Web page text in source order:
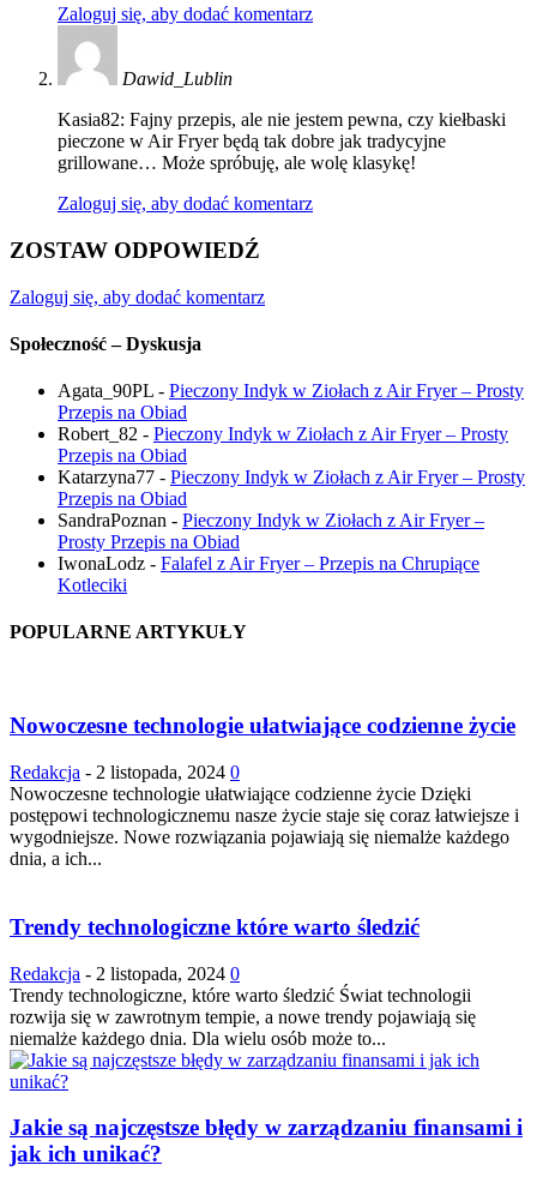
Zaloguj się, aby dodać komentarz
Dawid_Lublin
Kasia82: Fajny przepis, ale nie jestem pewna, czy kiełbaski
pieczone w Air Fryer będą tak dobre jak tradycyjne
grillowane… Może spróbuję, ale wolę klasykę!
Zaloguj się, aby dodać komentarz
ZOSTAW ODPOWIEDŹ
Zaloguj się, aby dodać komentarz
Społeczność – Dyskusja
Agata_90PL - Pieczony Indyk w Ziołach z Air Fryer – Prosty
Przepis na Obiad
Robert_82 - Pieczony Indyk w Ziołach z Air Fryer – Prosty
Przepis na Obiad
Katarzyna77 - Pieczony Indyk w Ziołach z Air Fryer – Prosty
Przepis na Obiad
SandraPoznan - Pieczony Indyk w Ziołach z Air Fryer –
Prosty Przepis na Obiad
IwonaLodz - Falafel z Air Fryer – Przepis na Chrupiące
Kotleciki
POPULARNE ARTYKUŁY
Nowoczesne technologie ułatwiające codzienne życie
Redakcja - 2 listopada, 2024 0
Nowoczesne technologie ułatwiające codzienne życie Dzięki
postępowi technologicznemu nasze życie staje się coraz łatwiejsze i
wygodniejsze. Nowe rozwiązania pojawiają się niemalże każdego
dnia, a ich...
Trendy technologiczne które warto śledzić
Redakcja - 2 listopada, 2024 0
Trendy technologiczne, które warto śledzić Świat technologii
rozwija się w zawrotnym tempie, a nowe trendy pojawiają się
niemalże każdego dnia. Dla wielu osób może to...
Jakie są najczęstsze błędy w zarządzaniu finansami i
jak ich unikać?